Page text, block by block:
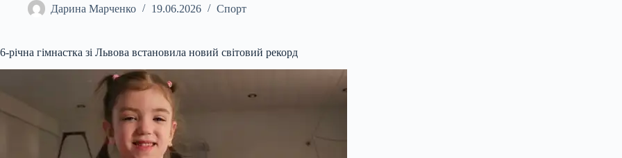
Дарина Марченко 19.06.2026 Спорт
6-річна гімнастка зі Львова встановила новий світовий рекорд